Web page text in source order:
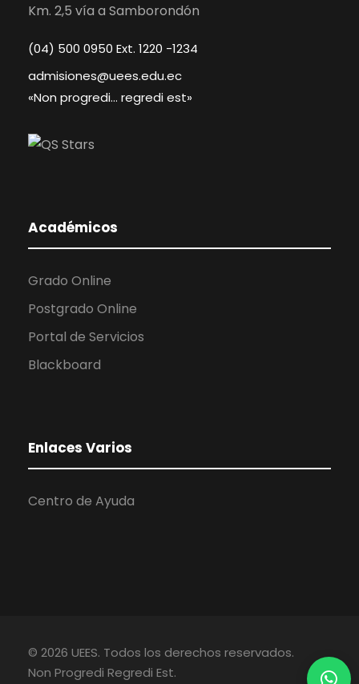
Km. 2,5 vía a Samborondón
(04) 500 0950 Ext. 1220 -1234
admisiones@uees.edu.ec
«Non progredi… regredi est»
Académicos
Grado Online
Postgrado Online
Portal de Servicios
Blackboard
Enlaces Varios
Centro de Ayuda
© 2026 UEES. Todos los derechos reservados.
Non Progredi Regredi Est.